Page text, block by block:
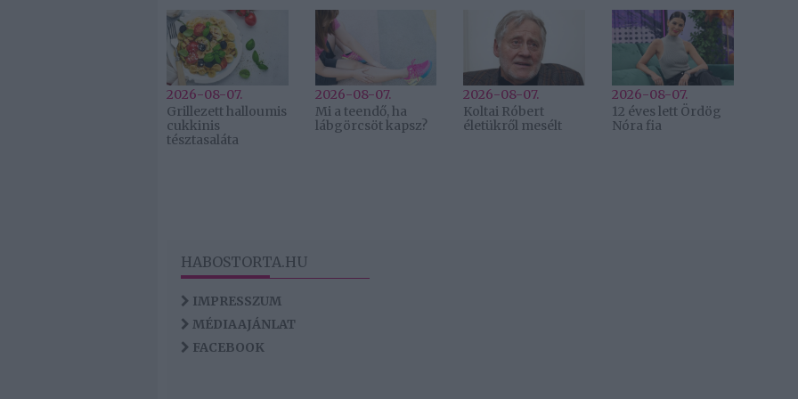
2026-08-07.
Grillezett halloumis
cukkinis
tésztasaláta
2026-08-07.
Mi a teendő, ha
lábgörcsöt kapsz?
2026-08-07.
Koltai Róbert
életükről mesélt
2026-08-07.
12 éves lett Ördög
Nóra fia
HABOSTORTA.HU
IMPRESSZUM
MÉDIAAJÁNLAT
FACEBOOK